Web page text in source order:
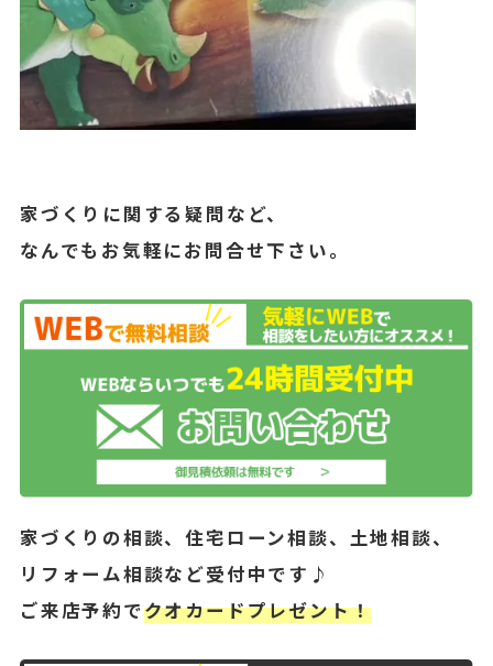
家づくりに関する疑問など、
なんでもお気軽にお問合せ下さい。
家づくりの相談、住宅ローン相談、土地相談、
リフォーム相談など受付中です♪
ご来店予約でクオカードプレゼント！